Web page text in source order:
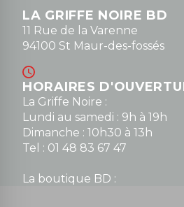
LA GRIFFE NOIRE BD
11 Rue de la Varenne
94100 St Maur-des-fossés
HORAIRES
La Griffe Noire :
Lundi au samedi : 9h à 19h
Dimanche : 10h30 à 13h
Tel : 01 48 83 67 47
La boutique BD :